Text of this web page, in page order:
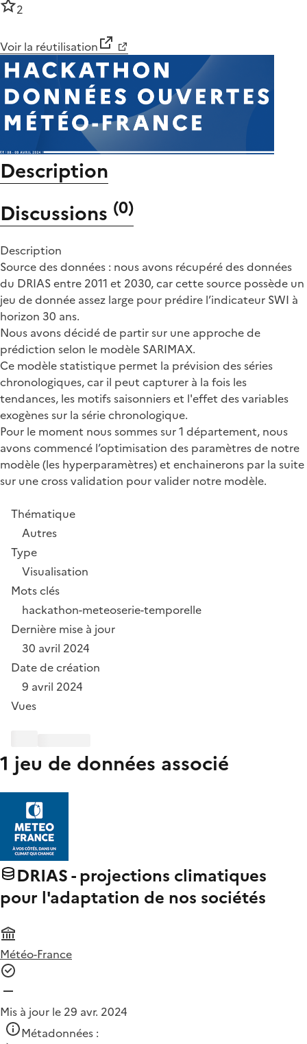
2
Voir la réutilisation
Description
Discussions (0)
Description
Source des données : nous avons récupéré des données
du DRIAS entre 2011 et 2030, car cette source possède un
jeu de donnée assez large pour prédire l’indicateur SWI à
horizon 30 ans.
Nous avons décidé de partir sur une approche de
prédiction selon le modèle SARIMAX.
Ce modèle statistique permet la prévision des séries
chronologiques, car il peut capturer à la fois les
tendances, les motifs saisonniers et l'effet des variables
exogènes sur la série chronologique.
Pour le moment nous sommes sur 1 département, nous
avons commencé l’optimisation des paramètres de notre
modèle (les hyperparamètres) et enchainerons par la suite
sur une cross validation pour valider notre modèle.
Thématique
Autres
Type
Visualisation
Mots clés
hackathon-meteoserie-temporelle
Dernière mise à jour
30 avril 2024
Date de création
9 avril 2024
Vues
1 jeu de données associé
DRIAS - projections climatiques
pour l'adaptation de nos sociétés
Météo-France
Mis à jour le 29 avr. 2024
Métadonnées :